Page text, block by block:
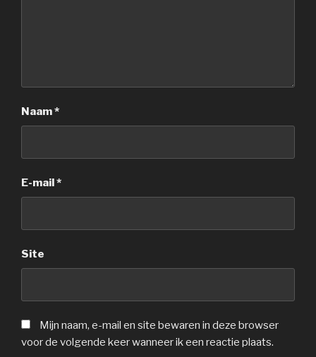
Naam*
E-mail*
Site
Mijn naam, e-mail en site bewaren in deze browser
voor de volgende keer wanneer ik een reactie plaats.